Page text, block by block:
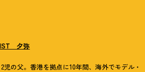
夕弥
児の父。香港を拠点に10年間、海外でモデル・